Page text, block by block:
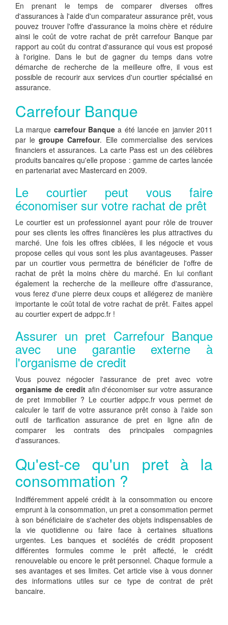
En prenant le temps de comparer diverses offres
d'assurances à l'aide d'un comparateur assurance prêt, vous
pouvez trouver l'offre d'assurance la moins chère et réduire
ainsi le coût de votre rachat de prêt carrefour Banque par
rapport au coût du contrat d'assurance qui vous est proposé
à l'origine. Dans le but de gagner du temps dans votre
démarche de recherche de la meilleure offre, il vous est
possible de recourir aux services d'un courtier spécialisé en
assurance.
Carrefour Banque
La marque carrefour Banque a été lancée en janvier 2011
par legroupe Carrefour. Elle commercialise des services
financiers et assurances. La carte Pass est un des célèbres
produits bancaires qu'elle propose : gamme de cartes lancée
en partenariat avec Mastercard en 2009.
Le courtier peut vous faire
économiser sur votre rachat de prêt
Le courtier est un professionnel ayant pour rôle de trouver
pour ses clients les offres financières les plus attractives du
marché. Une fois les offres ciblées, il les négocie et vous
propose celles qui vous sont les plus avantageuses. Passer
par un courtier vous permettra de bénéficier de l'offre de
rachat de prêt la moins chère du marché. En lui confiant
également la recherche de la meilleure offre d'assurance,
vous ferez d'une pierre deux coups et allégerez de manière
importante le coût total de votre rachat de prêt. Faites appel
au courtier expert de adppc.fr !
Assurer un pret Carrefour Banque
avec une garantie externe à
l'organisme de credit
Vous pouvez négocier l'assurance de pret avec votre
organisme de credit afin d'économiser sur votre assurance
de pret immobilier ? Le courtier adppc.fr vous permet de
calculer le tarif de votre assurance prêt conso à l'aide son
outil de tarification assurance de pret en ligne afin de
comparer les contrats des principales compagnies
d'assurances.
Qu'est-ce qu'un pret à la
consommation ?
Indifféremment appelé crédit à la consommation ou encore
emprunt à la consommation, un pret a consommation permet
à son bénéficiaire de s'acheter des objets indispensables de
la vie quotidienne ou faire face à certaines situations
urgentes. Les banques et sociétés de crédit proposent
différentes formules comme le prêt affecté, le crédit
renouvelable ou encore le prêt personnel. Chaque formule a
ses avantages et ses limites. Cet article vise à vous donner
des informations utiles sur ce type de contrat de prêt
bancaire.